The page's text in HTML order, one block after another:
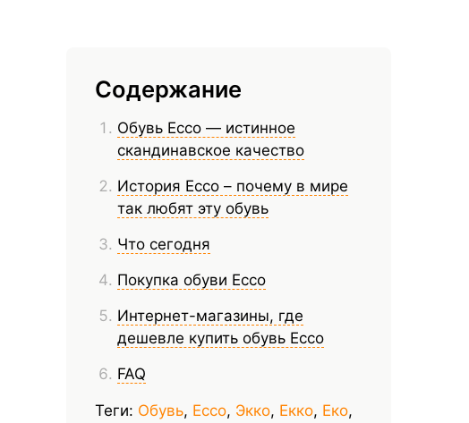
Содержание
Обувь Ecco — истинное
скандинавское качество
История Ecco – почему в мире
так любят эту обувь
Что сегодня
Покупка обуви Ecco
Интернет-магазины, где
дешевле купить обувь Ecco
FAQ
Теги: Обувь, Ecco, Экко, Екко, Еко,